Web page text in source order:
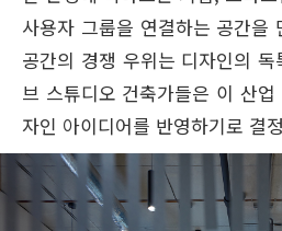
사용자 그룹을 연결하는 공간을
공간의 경쟁 우위는 디자인의
브 스튜디오 건축가들은 이 산
자인 아이디어를 반영하기로 결